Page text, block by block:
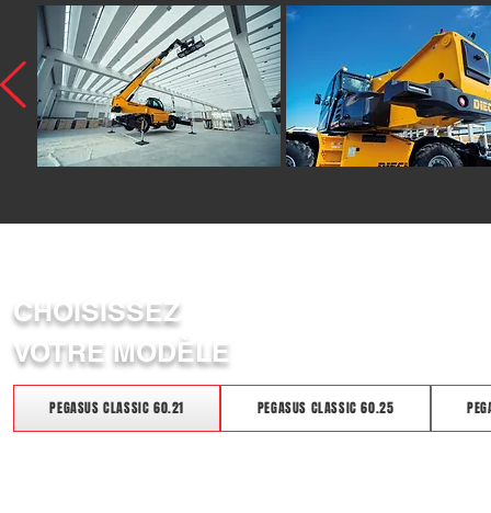
CHOISISSEZ
VOTRE MODÈLE
PEGASUS CLASSIC 60.21 PEGASUS CLASSIC 60.25